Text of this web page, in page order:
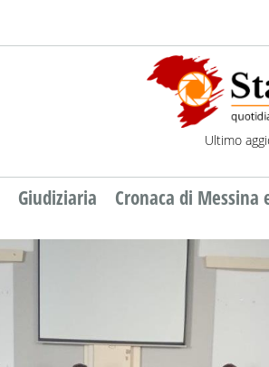
Ultimo
Giudiziaria Cronaca di Messina